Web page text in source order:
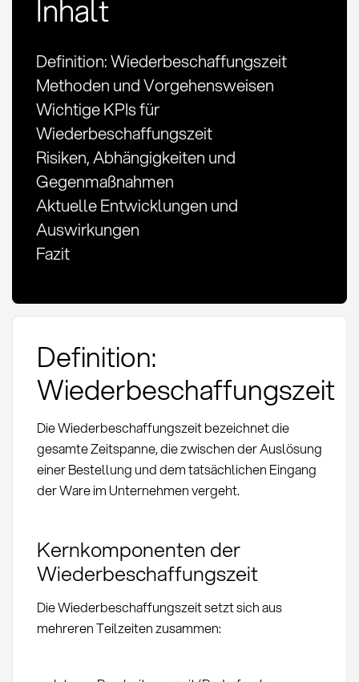
Inhalt
Definition: Wiederbeschaffungszeit
Methoden und Vorgehensweisen
Wichtige KPIs für
Wiederbeschaffungszeit
Risiken, Abhängigkeiten und
Gegenmaßnahmen
Aktuelle Entwicklungen und
Auswirkungen
Fazit
Definition:
Wiederbeschaffungszeit
Die Wiederbeschaffungszeit bezeichnet die
gesamte Zeitspanne, die zwischen der Auslösung
einer Bestellung und dem tatsächlichen Eingang
der Ware im Unternehmen vergeht.
Kernkomponenten der
Wiederbeschaffungszeit
Die Wiederbeschaffungszeit setzt sich aus
mehreren Teilzeiten zusammen: